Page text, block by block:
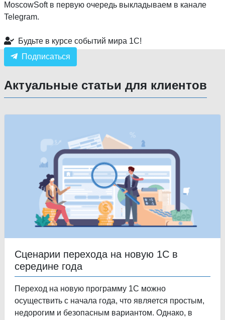
MoscowSoft в первую очередь выкладываем в канале
Telegram.
Будьте в курсе событий мира 1С!
Подписаться
Актуальные статьи для клиентов
Сценарии перехода на новую 1С в
середине года
Переход на новую программу 1С можно
осуществить с начала года, что является простым,
недорогим и безопасным вариантом. Однако, в